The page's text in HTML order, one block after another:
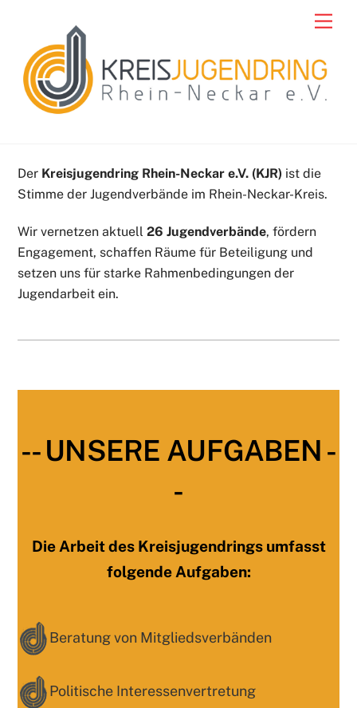
content
Der Kreisjugendring Rhein-Neckar e.V. (KJR) ist die
Stimme der Jugendverbände im Rhein-Neckar-Kreis.
Wir vernetzen aktuell26 Jugendverbände, fördern
Engagement, schaffen Räume für Beteiligung und
setzen uns für starke Rahmenbedingungen der
Jugendarbeit ein.
-- UNSERE AUFGABEN -
-
Die Arbeit des Kreisjugendrings umfasst
folgende Aufgaben:
Beratung von Mitgliedsverbänden
Politische Interessenvertretung